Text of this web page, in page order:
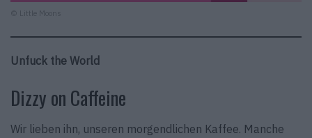
© Little Moons
Unfuck the World
Dizzy on Caffeine
Wir lieben ihn, unseren morgendlichen Kaffee. Manche